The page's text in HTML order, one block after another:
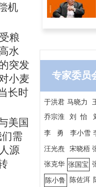
机
粮
水
突发
小麦
长时
美国
需
源
专家委员
序）
陈佐洱
张克华
马晓力
于洪君
乔宗淮
张国宝
宋晓梧
李 勇
汪光焘
李小雪
刘 怡
陈小鲁